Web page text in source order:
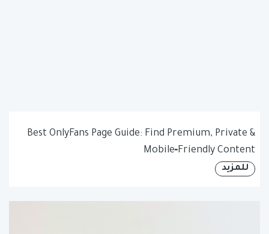
Best OnlyFans Page Guide: Find Premium, Private &
Mobile‑Friendly Content
للمزيد